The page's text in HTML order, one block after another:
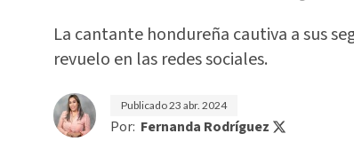
La cantante hondureña cautiva a sus
revuelo en las redes sociales.
Publicado23 abr. 2024
Por: Fernanda Rodríguez